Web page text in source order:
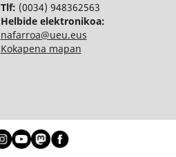
Tlf: (0034) 948362563
Helbide elektronikoa:
nafarroa@ueu.eus
Kokapena mapan